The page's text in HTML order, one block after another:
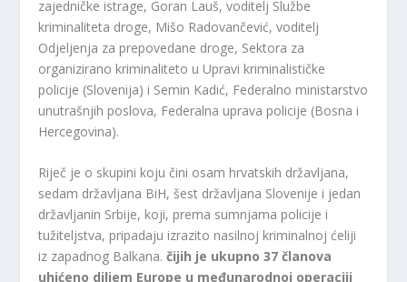
zajedničke istrage, Goran Lauš, voditelj Službe
kriminaliteta droge, Mišo Radovančević, voditelj
Odjeljenja za prepovedane droge, Sektora za
organizirano kriminaliteto u Upravi kriminalističke
policije (Slovenija) i Semin Kadić, Federalno ministarstvo
unutrašnjih poslova, Federalna uprava policije (Bosna i
Hercegovina).
Riječ je o skupini koju čini osam hrvatskih državljana,
sedam državljana BiH, šest državljana Slovenije i jedan
državljanin Srbije, koji, prema sumnjama policije i
tužiteljstva, pripadaju izrazito nasilnoj kriminalnoj ćeliji
iz zapadnog Balkana.čijih je ukupno 37 članova
uhićeno diljem Europe u međunarodnoj operaciji